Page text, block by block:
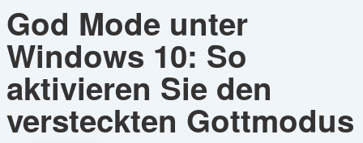
God Mode unter
Windows 10: So
aktivieren Sie den
versteckten Gottmodus